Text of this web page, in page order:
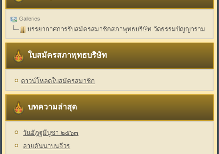
Galleries
บรรยากาศการรับสมัครสมาชิกสภาพุทธบริษัท วัดธรรมปัญญาราม
ใบสมัครสภาพุทธบริษัท
ดาวน์โหลดใบสมัครสมาชิก
บทความล่าสุด
วันอัฎฐมีบูชา ๒๕๖๓
ลายคันนาบนจีวร